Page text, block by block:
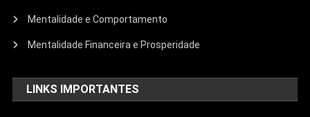
Mentalidade e Comportamento
Mentalidade Financeira e Prosperidade
LINKS IMPORTANTES